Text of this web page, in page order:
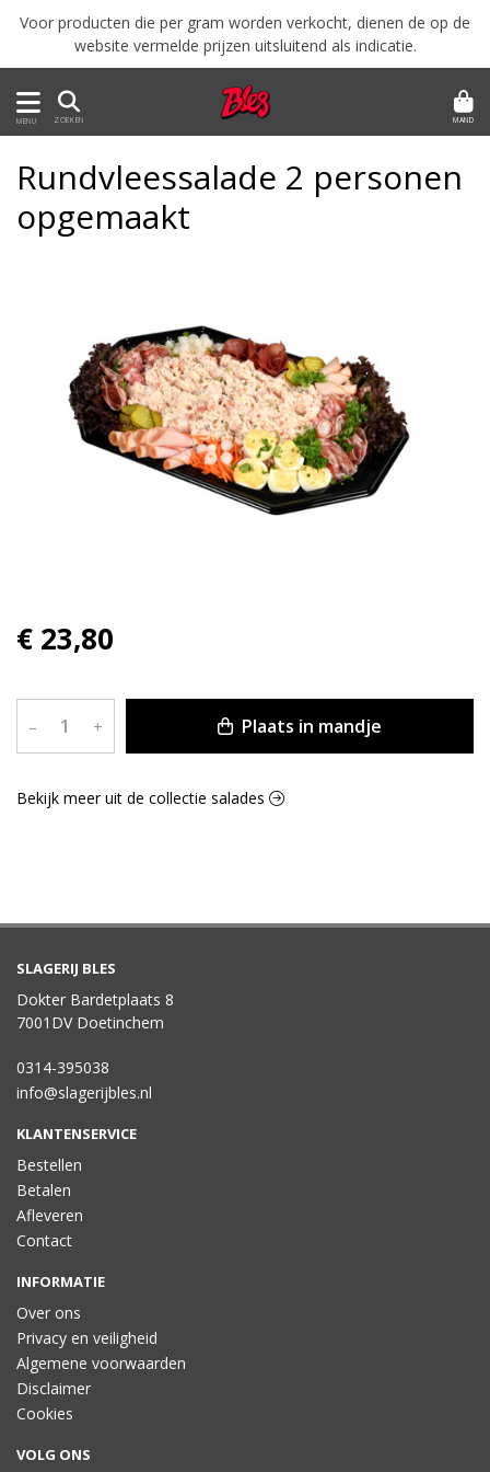
Voor producten die per gram worden verkocht, dienen de op de
website vermelde prijzen uitsluitend als indicatie.
MENU ZOEKEN MAND
Rundvleessalade 2 personen
opgemaakt
€ 23,80
– + Plaats in mandje
Bekijk meer uit de collectie salades
SLAGERIJ BLES
Dokter Bardetplaats 8
7001DV Doetinchem
0314-395038
info@slagerijbles.nl
KLANTENSERVICE
Bestellen
Betalen
Afleveren
Contact
INFORMATIE
Over ons
Privacy en veiligheid
Algemene voorwaarden
Disclaimer
Cookies
VOLG ONS